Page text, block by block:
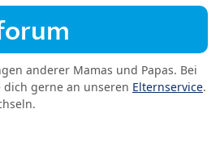
anderer Mamas und Papas. Bei
gerne an unseren Elternservice.